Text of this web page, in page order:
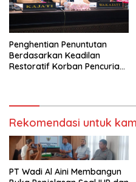
Penghentian Penuntutan
Berdasarkan Keadilan
Restoratif Korban Pencurian :
Rekomendasi untuk
PT Wadi Al Aini Membangun